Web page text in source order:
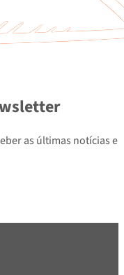
as últimas notícias e